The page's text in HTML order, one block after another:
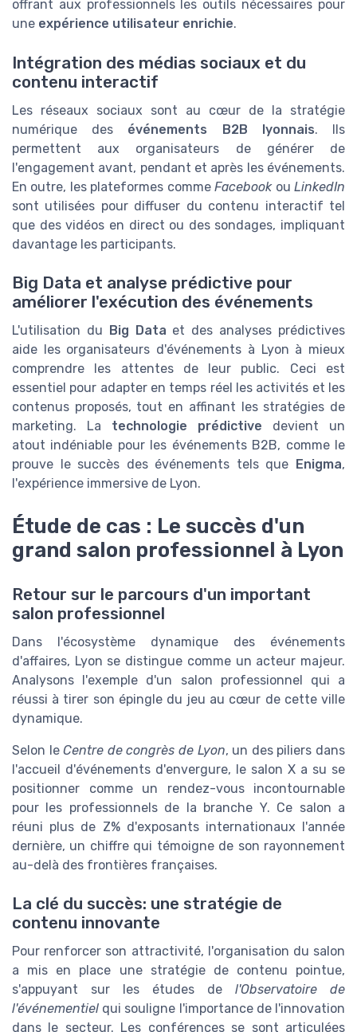
offrant aux professionnels les outils nécessaires pour
une expérience utilisateur enrichie.
Intégration des médias sociaux et du
contenu interactif
Les réseaux sociaux sont au cœur de la stratégie
numérique des événements B2B lyonnais. Ils
permettent aux organisateurs de générer de
l'engagement avant, pendant et après les événements.
En outre, les plateformes commeFacebookouLinkedIn
sont utilisées pour diffuser du contenu interactif tel
que des vidéos en direct ou des sondages, impliquant
davantage les participants.
Big Data et analyse prédictive pour
améliorer l'exécution des événements
L'utilisation du Big Data et des analyses prédictives
aide les organisateurs d'événements à Lyon à mieux
comprendre les attentes de leur public. Ceci est
essentiel pour adapter en temps réel les activités et les
contenus proposés, tout en affinant les stratégies de
marketing. La technologie prédictive devient un
atout indéniable pour les événements B2B, comme le
prouve le succès des événements tels que Enigma,
l'expérience immersive de Lyon.
Étude de cas : Le succès d'un
grand salon professionnel à Lyon
Retour sur le parcours d'un important
salon professionnel
Dans l'écosystème dynamique des événements
d'affaires, Lyon se distingue comme un acteur majeur.
Analysons l'exemple d'un salon professionnel qui a
réussi à tirer son épingle du jeu au cœur de cette ville
dynamique.
Selon leCentre de congrès de Lyon, un des piliers dans
l'accueil d'événements d'envergure, le salon X a su se
positionner comme un rendez-vous incontournable
pour les professionnels de la branche Y. Ce salon a
réuni plus de Z% d'exposants internationaux l'année
dernière, un chiffre qui témoigne de son rayonnement
au-delà des frontières françaises.
La clé du succès: une stratégie de
contenu innovante
Pour renforcer son attractivité, l'organisation du salon
a mis en place une stratégie de contenu pointue,
s'appuyant sur les études de l'Observatoire de
l'événementiel qui souligne l'importance de l'innovation
dans le secteur. Les conférences se sont articulées